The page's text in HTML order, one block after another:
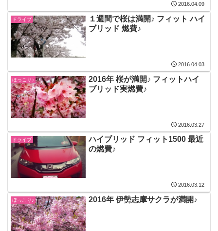
2016.04.09
ドライブ
１週間で桜は満開♪ フィット ハイ
ブリッド 燃費♪
2016.04.03
ほっこり♪
2016年 桜が満開♪ フィットハイ
ブリッド実燃費♪
2016.03.27
ドライブ
ハイブリッド フィット1500 最近
の燃費♪
2016.03.12
ほっこり♪ 2016年 伊勢志摩サクラが満開♪